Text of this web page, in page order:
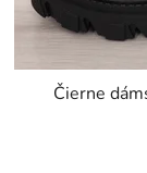
Čierne